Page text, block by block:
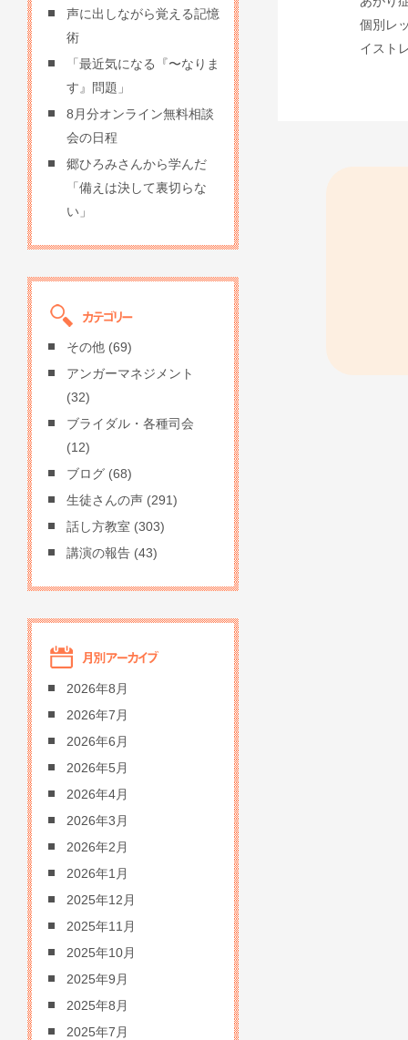
個別レ
イスト
声に出しながら覚える記憶
術
「最近気になる『〜なりま
す』問題」
8月分オンライン無料相談
会の日程
郷ひろみさんから学んだ
「備えは決して裏切らな
い」
その他 (69)
アンガーマネジメント
(32)
ブライダル・各種司会
(12)
ブログ (68)
生徒さんの声 (291)
話し方教室 (303)
講演の報告 (43)
2026年8月
2026年7月
2026年6月
2026年5月
2026年4月
2026年3月
2026年2月
2026年1月
2025年12月
2025年11月
2025年10月
2025年9月
2025年8月
2025年7月